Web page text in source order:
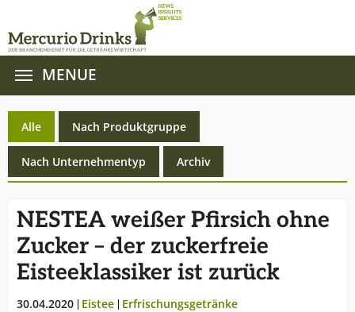
MENUE
Alle(current)Nach Produktgruppe
Nach Unternehmentyp Archiv
NESTEA weißer Pfirsich ohne
Zucker – der zuckerfreie
Eisteeklassiker ist zurück
30.04.2020 Eistee Erfrischungsgetränke